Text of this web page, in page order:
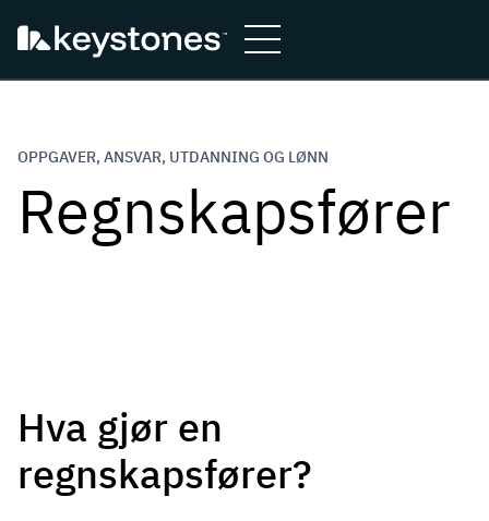
innhold
OPPGAVER, ANSVAR, UTDANNING OG LØNN
Regnskapsfører
Hva gjør en
regnskapsfører?